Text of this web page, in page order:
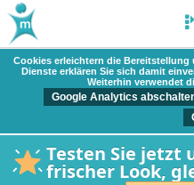
Cookies erleichtern die Bereitstellung
Dienste erklären Sie sich damit
Weiterhin verwendet
Google Analytics
Testen Sie jetzt
frischer Look,